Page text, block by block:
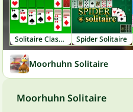
Solitaire Classic Spider Solitaire
Moorhuhn Solitaire
Moorhuhn Solitaire